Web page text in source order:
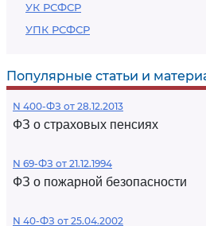
УК РСФСР
УПК РСФСР
Популярные статьи и
N 400-ФЗ от 28.12.2013
ФЗ о страховых пенсиях
N 69-ФЗ от 21.12.1994
ФЗ о пожарной безопасности
N 40-ФЗ от 25.04.2002